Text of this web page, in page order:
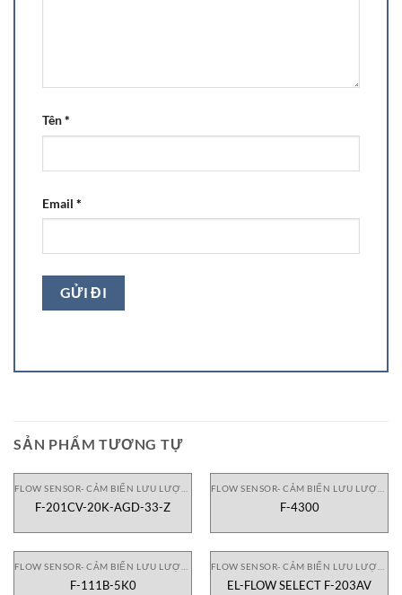
Tên*
Email *
SẢN PHẨM TƯƠNG TỰ
F-201CV-20K-AGD-33-Z F-4300
F-111B-5K0 EL-FLOW SELECT F-203AV